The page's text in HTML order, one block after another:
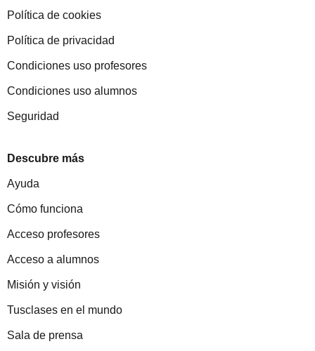
Política de cookies
Política de privacidad
Condiciones uso profesores
Condiciones uso alumnos
Seguridad
Descubre más
Ayuda
Cómo funciona
Acceso profesores
Acceso a alumnos
Misión y visión
Tusclases en el mundo
Sala de prensa